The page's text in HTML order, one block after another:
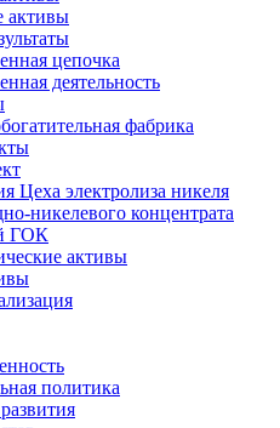
активы
цепочка
деятельность
фабрика
Цеха электролиза никеля
никелевого концентрата
ГОК
активы
политика